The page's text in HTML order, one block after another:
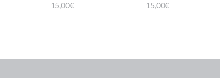
15,00€
15,00€